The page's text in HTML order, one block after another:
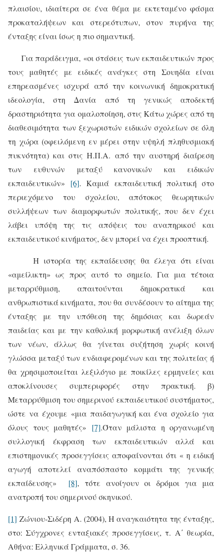
πλαισίου, ιδιαίτερα σε ένα θέμα με εκτεταμένο φάσμα
προκαταλήψεων και στερεότυπων, στον πυρήνα της
ένταξης είναι ίσως η πιο σημαντική.
Για παράδειγμα, «οι στάσεις των εκπαιδευτικών προς
τους μαθητές με ειδικές ανάγκες στη Σουηδία είναι
επηρεασμένες ισχυρά από την κοινωνική δημοκρατική
ιδεολογία, στη Δανία από τη γενικώς αποδεκτή
δραστηριότητα για ομαλοποίηση, στις Κάτω χώρες από τη
διαθεσιμότητα των ξεχωριστών ειδικών σχολείων σε όλη
τη χώρα (οφειλόμενη εν μέρει στην υψηλή πληθυσμιακή
πυκνότητα) και στις Η.Π.Α. από την αυστηρή διαίρεση
των ευθυνών μεταξύ κανονικών και ειδικών
εκπαιδευτικών» [6]. Καμιά εκπαιδευτική πολιτική στο
περιεχόμενο του σχολείου, απότοκος θεωρητικών
συλλήψεων των διαμορφωτών πολιτικής, που δεν έχει
λάβει υπόψη της τις απόψεις του αναπηρικού και
εκπαιδευτικού κινήματος, δεν μπορεί να έχει προοπτική.
Η ιστορία της εκπαίδευσης θα έλεγα ότι είναι
«αμείλικτη» ως προς αυτό το σημείο. Για μια τέτοια
μεταρρύθμιση, απαιτούνται δημοκρατικά και
ανθρωπιστικά κινήματα, που θα συνδέσουν το αίτημα της
ένταξης με την υπόθεση της δημόσιας και δωρεάν
παιδείας και με την καθολική μορφωτική ανέλιξη όλων
των νέων, άλλως θα γίνεται συζήτηση χωρίς κοινή
γλώσσα μεταξύ των ενδιαφερομένων και της πολιτείας ή
θα χρησιμοποιείται λεξιλόγιο με ποικίλες ερμηνείες και
αποκλίνουσες συμπεριφορές στην πρακτική. β)
Μεταρρύθμιση του σημερινού εκπαιδευτικού συστήματος,
ώστε να έχουμε «μια παιδαγωγική και ένα σχολείο για
όλους τους μαθητές» [7].Όταν μάλιστα η οργανωμένη
συλλογική έκφραση των εκπαιδευτικών αλλά και
επιστημονικές προσεγγίσεις αποφαίνονται ότι « η ειδική
αγωγή αποτελεί αναπόσπαστο κομμάτι της γενικής
εκπαίδευσης» [8], τότε ανοίγουν οι δρόμοι για μια
ανατροπή του σημερινού σκηνικού.
[1] Ζώνιου-Σιδέρη Α. (2004), Η αναγκαιότητα της ένταξης,
στο: Σύγχρονες ενταξιακές προσεγγίσεις, τ. Α΄ θεωρία,
Αθήνα: Ελληνικά Γράμματα, σ. 36.